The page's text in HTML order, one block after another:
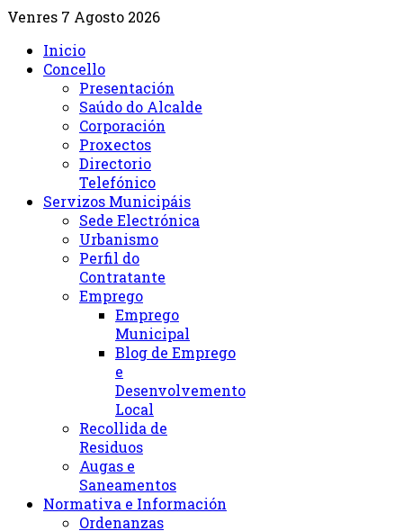
Venres 7 Agosto 2026
Inicio
Concello
Presentación
Saúdo do Alcalde
Corporación
Proxectos
Directorio
Telefónico
Servizos Municipáis
Sede Electrónica
Urbanismo
Perfil do
Contratante
Emprego
Emprego
Municipal
Blog de Emprego
e
Desenvolvemento
Local
Recollida de
Residuos
Augas e
Saneamentos
Normativa e Información
Ordenanzas